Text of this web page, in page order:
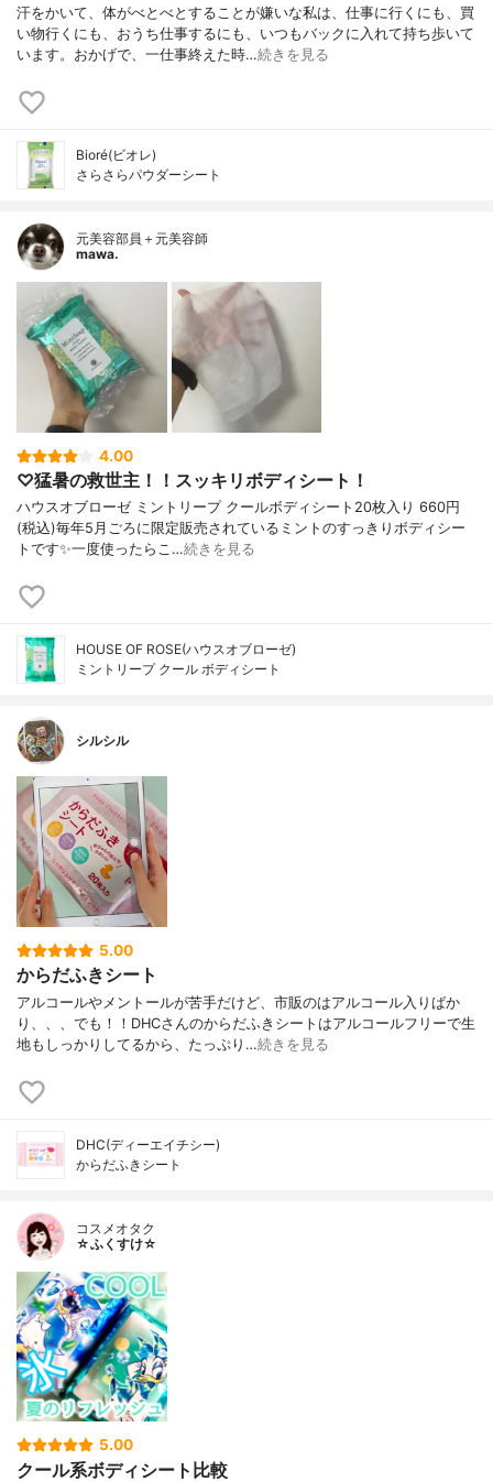
汗をかいて、体がべとべとすることが嫌いな私は、仕事に行くにも、買
い物行くにも、おうち仕事するにも、いつもバックに入れて持ち歩いて
います。おかげで、一仕事終えた時…続きを見る
Bioré(ビオレ)
さらさらパウダーシート
元美容部員＋元美容師
mawa.
4.00
♡猛暑の救世主！！スッキリボディシート！
ハウスオブローゼ ミントリープ クールボディシート20枚入り 660円
(税込)毎年5月ごろに限定販売されているミントのすっきりボディシー
トです✨一度使ったらこ…続きを見る
HOUSE OF ROSE(ハウスオブローゼ)
ミントリープ クール ボディシート
シルシル
5.00
からだふきシート
アルコールやメントールが苦手だけど、市販のはアルコール入りばか
り、、、でも！！DHCさんのからだふきシートはアルコールフリーで生
地もしっかりしてるから、たっぷり…続きを見る
DHC(ディーエイチシー)
からだふきシート
コスメオタク
☆ふくすけ☆
5.00
クール系ボディシート比較